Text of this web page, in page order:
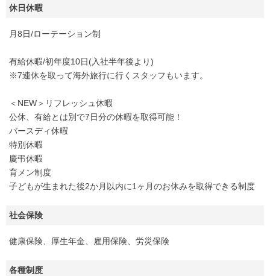
休日休暇
月8日/ローテーション制
有給休暇/初年度10日(入社半年後より)
※7連休を取って海外旅行に行くスタッフもいます。
＜NEW＞リフレッシュ休暇
公休、有給とは別で7日分の休暇を取得可能！
バースディ休暇
特別休暇
慶弔休暇
育メン制度
子どもが生まれた後2か月以内に1ヶ月のお休みを取得できる制度
社会保険
健康保険、厚生年金、雇用保険、労災保険
各種制度